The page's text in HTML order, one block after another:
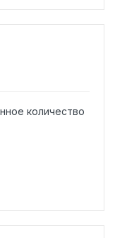
количество